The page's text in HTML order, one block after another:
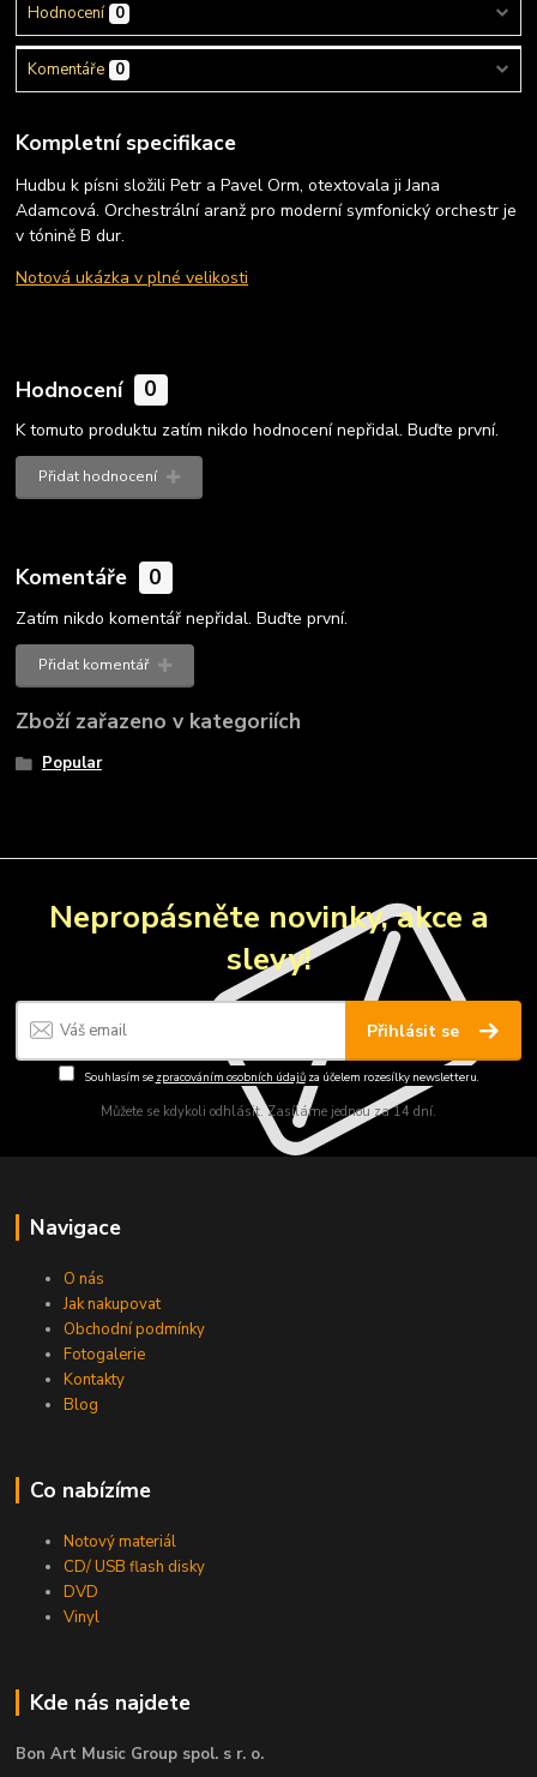
Hodnocení 0
Komentáře 0
Kompletní specifikace
Hudbu k písni složili Petr a Pavel Orm, otextovala ji Jana
Adamcová. Orchestrální aranž pro moderní symfonický orchestr je
v tónině B dur.
Notová ukázka v plné velikosti
Hodnocení 0
K tomuto produktu zatím nikdo hodnocení nepřidal. Buďte první.
Přidat hodnocení
Komentáře 0
Zatím nikdo komentář nepřidal. Buďte první.
Přidat komentář
Zboží zařazeno v kategoriích
Popular
Nepropásněte novinky, akce a
slevy!
Přihlásit se
Souhlasím se zpracováním osobních údajůza účelem rozesílky newsletteru.
Můžete se kdykoli odhlásit. Zasíláme jednou za 14 dní.
Navigace
O nás
Jak nakupovat
Obchodní podmínky
Fotogalerie
Kontakty
Blog
Co nabízíme
Notový materiál
CD/ USB flash disky
DVD
Vinyl
Kde nás najdete
Bon Art Music Group spol. s r. o.